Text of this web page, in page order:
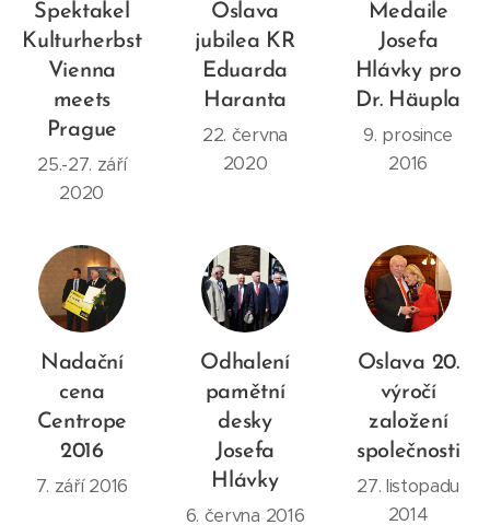
Spektakel
Kulturherbst
Vienna
meets
Prague
25.-27. září
2020
Oslava
jubilea KR
Eduarda
Haranta
22. června
2020
Medaile
Josefa
Hlávky pro
Dr. Häupla
9. prosince
2016
Nadační
cena
Centrope
2016
7. září 2016
Odhalení
pamětní
desky
Josefa
Hlávky
6. června 2016
Oslava 20.
výročí
založení
společnosti
27. listopadu
2014